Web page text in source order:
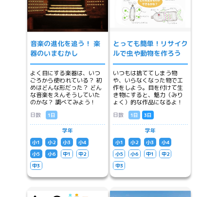
音楽の進化を追う！ 楽
器のいまむかし
よく目にする楽器は、いつ
ごろから使われている？ 初
めはどんな形だった？ どん
な音楽をえんそうしていた
のかな？ 調べてみよう！
日数 1日
学年
小1 小2 小3
小4
小5
小6 中1
中2
中3
とっても簡単！リサイク
ルで虫や動物を作ろう
いつもは捨ててしまう物
や、いらなくなった物で工
作をしよう。目を付けて生
き物にすると、魅力（みり
ょく）的な作品になるよ！
日数 1日 3日
学年
小1 小2 小3
小4
小5
小6 中1
中2
中3